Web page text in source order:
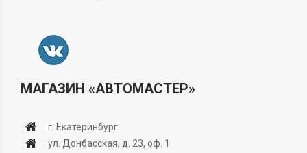
МАГАЗИН «АВТОМАСТЕР»
г. Екатеринбург
ул. Донбасская, д. 23, оф. 1